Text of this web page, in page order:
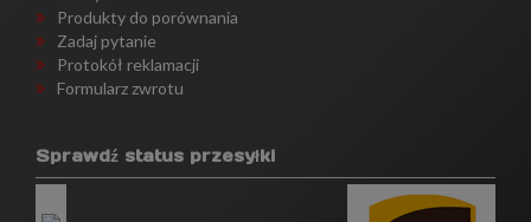
Produkty do porównania
Zadaj pytanie
Protokół reklamacji
Formularz zwrotu
Sprawdź status przesyłki